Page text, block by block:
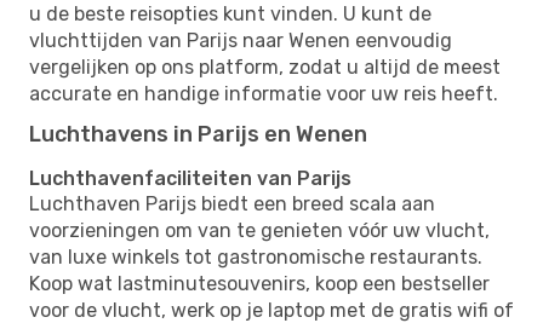
u de beste reisopties kunt vinden. U kunt de
vluchttijden van Parijs naar Wenen eenvoudig
vergelijken op ons platform, zodat u altijd de meest
accurate en handige informatie voor uw reis heeft.
Luchthavens in Parijs en Wenen
Luchthavenfaciliteiten van Parijs
Luchthaven Parijs biedt een breed scala aan
voorzieningen om van te genieten vóór uw vlucht,
van luxe winkels tot gastronomische restaurants.
Koop wat lastminutesouvenirs, koop een bestseller
voor de vlucht, werk op je laptop met de gratis wifi of